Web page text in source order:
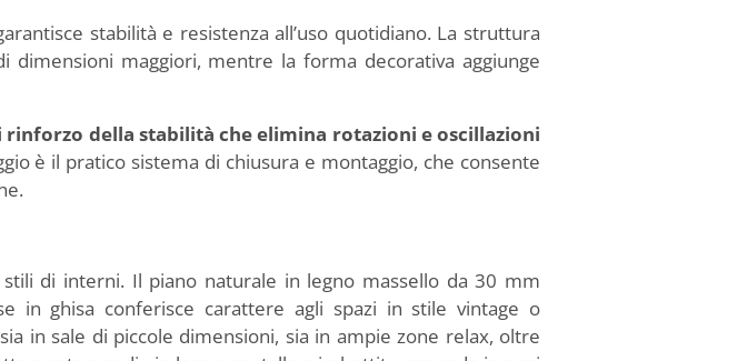
stabilità e resistenza all’uso quotidiano. La struttura
dimensioni maggiori, mentre la forma decorativa aggiunge
rinforzo della stabilità che elimina rotazioni e oscillazioni
è il pratico sistema di chiusura e montaggio, che consente
di interni. Il piano naturale in legno massello da 30 mm
in ghisa conferisce carattere agli spazi in stile vintage o
in sale di piccole dimensioni, sia in ampie zone relax, oltre